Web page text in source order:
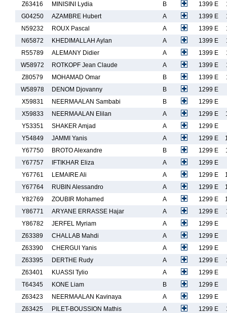
Z63416
MINISINI Lydia B 1399 E
G04250
AZAMBRE Hubert A 1399 E
N59232
ROUX Pascal A 1399 E
N65872
KHEDIMALLAH Aylan A 1399 E
R55789
ALEMANY Didier A 1399 E
W58972
ROTKOPF Jean Claude A 1399 E
Z80579
MOHAMAD Omar B 1399 E
W58978
DENOM Djovanny B
1299 E
X59831
NEERMAALAN Sambabi B
1299 E
X59833
NEERMAALAN Elilan A 1299 E
Y53351
SHAKER Amjad A
1299 E
Y54849
JAMMI Yanis A 1299 E
Y67750
BROTO Alexandre B 1299 E
Y67757
IFTIKHAR Eliza A
1299 E
Y67761
LEMAIRE Ali A 1299 E
Y67764
RUBIN Alessandro A 1299 E
Y82769
ZOUBIR Mohamed A 1299 E
Y86771
ARYANE ERRASSE Hajar A 1299 E
Y86782
JERFEL Myriam A
1299 E
Z63389
CHALLAB Mahdi A
1299 E
Z63390
CHERGUI Yanis A
1299 E
Z63395
DERTHE Rudy A 1299 E
Z63401
KUASSI Tylio A
1299 E
T64345
KONE Liam B
1299 E
Z63423
NEERMAALAN Kavinaya A
1299 E
Z63425
PILET-BOUSSION Mathis A 1299 E